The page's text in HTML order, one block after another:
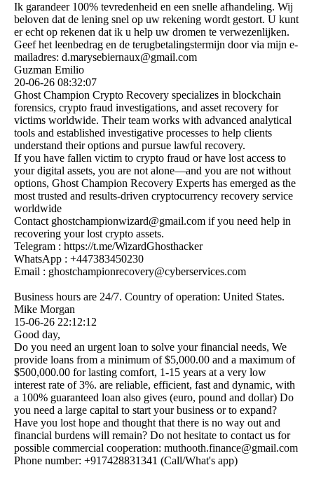
Ik garandeer 100% tevredenheid en een snelle afhandeling. Wij
beloven dat de lening snel op uw rekening wordt gestort. U kunt
er echt op rekenen dat ik u help uw dromen te verwezenlijken.
Geef het leenbedrag en de terugbetalingstermijn door via mijn e-
mailadres: d.­marysebiernaux@­gmail.­com
Guzman Emilio
20-06-26 08:32:07
Ghost Champion Crypto Recovery specializes in blockchain
forensics, crypto fraud investigations, and asset recovery for
victims worldwide. Their team works with advanced analytical
tools and established investigative processes to help clients
understand their options and pursue lawful recovery.
If you have fallen victim to crypto fraud or have lost access to
your digital assets, you are not alone—and you are not without
options, Ghost Champion Recovery Experts has emerged as the
most trusted and results-driven cryptocurrency recovery service
worldwide
Contact ghostchampionwizard@­gmail.­com if you need help in
recovering your lost crypto assets.
Telegram : https:­//­t.­me/­WizardGhosthacker
WhatsApp : +447383450230
Email : ghostchampionrecovery@­cyberservices.­com
Business hours are 24/7. Country of operation: United States.
Mike Morgan
15-06-26 22:12:12
Good day,
Do you need an urgent loan to solve your financial needs, We
provide loans from a minimum of $5,000.00 and a maximum of
$500,000.00 for lasting comfort, 1-15 years at a very low
interest rate of 3%. are reliable, efficient, fast and dynamic, with
a 100% guaranteed loan also gives (euro, pound and dollar) Do
you need a large capital to start your business or to expand?
Have you lost hope and thought that there is no way out and
financial burdens will remain? Do not hesitate to contact us for
possible commercial cooperation: muthooth.­finance@­gmail.­com
Phone number: +917428831341 (Call/What's app)